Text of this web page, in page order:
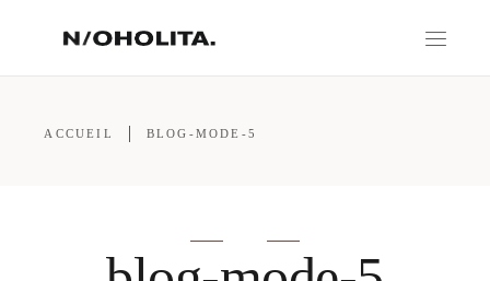
ACCUEIL BLOG-MODE-5